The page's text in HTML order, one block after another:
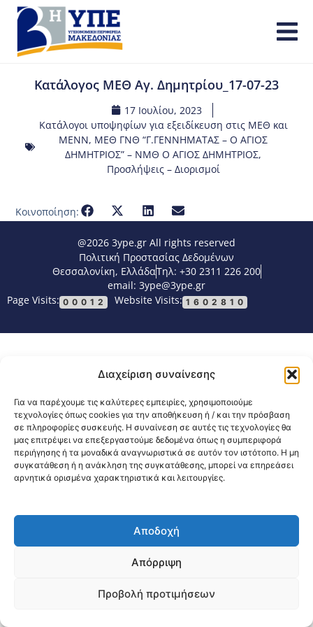
Διαχείριση συναίνεσης
Για να παρέχουμε τις καλύτερες εμπειρίες, χρησιμοποιούμε
τεχνολογίες όπως cookies για την αποθήκευση ή / και την πρόσβαση
σε πληροφορίες συσκευής. Η συναίνεση σε αυτές τις τεχνολογίες θα
μας επιτρέψει να επεξεργαστούμε δεδομένα όπως η συμπεριφορά
περιήγησης ή τα μοναδικά αναγνωριστικά σε αυτόν τον ιστότοπο. Η μη
συγκατάθεση ή η ανάκληση της συγκατάθεσης, μπορεί να επηρεάσει
αρνητικά ορισμένα χαρακτηριστικά και λειτουργίες.
Αποδοχή
Απόρριψη
Προβολή προτιμήσεων
Κατάλογος ΜΕΘ Αγ. Δημητρίου_17-07-23
17 Ιουλίου, 2023
Κατάλογοι υποψηφίων για εξειδίκευση στις ΜΕΘ και
ΜΕΝΝ, ΜΕΘ ΓΝΘ “Γ.ΓΕΝΝΗΜΑΤΑΣ – Ο ΑΓΙΟΣ
ΔΗΜΗΤΡΙΟΣ” – ΝΜΘ Ο ΑΓΙΟΣ ΔΗΜΗΤΡΙΟΣ,
Προσλήψεις – Διορισμοί
Κοινοποίηση:
@2026 3ype.gr All rights reserved
Πολιτική Προστασίας Δεδομένων
Θεσσαλονίκη, ΕλλάδαΤηλ: +30 2311 226 200
email: 3ype@3ype.gr
Page Visits: 00012 Website Visits: 1602810